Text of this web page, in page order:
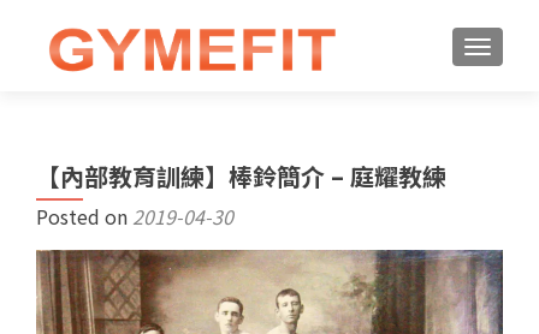
【內部教育訓練】棒鈴簡介 – 庭耀教練
Posted on 2019-04-30